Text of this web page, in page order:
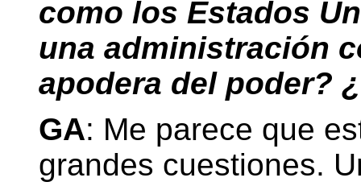
como los Estados
una administración
apodera del poder?
GA: Me parece que
grandes cuestiones.